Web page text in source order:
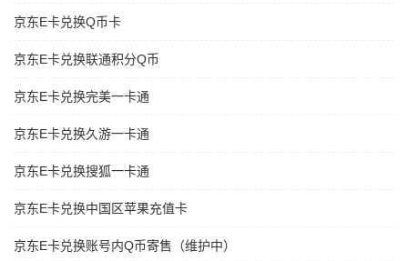
京东E卡兑换Q币卡
京东E卡兑换联通积分Q币
京东E卡兑换完美一卡通
京东E卡兑换久游一卡通
京东E卡兑换搜狐一卡通
京东E卡兑换中国区苹果充值卡
京东E卡兑换账号内Q币寄售（维护中）